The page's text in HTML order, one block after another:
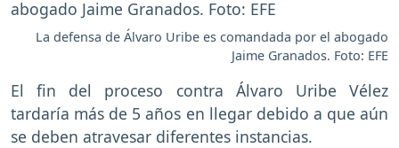
La defensa de Álvaro Uribe es comandada por el abogado
Jaime Granados. Foto: EFE
El fin del proceso contra Álvaro Uribe Vélez
tardaría más de 5 años en llegar debido a que aún
se deben atravesar diferentes instancias.